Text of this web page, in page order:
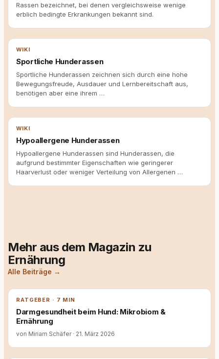
Rassen bezeichnet, bei denen vergleichsweise wenige
erblich bedingte Erkrankungen bekannt sind.
WIKI
Sportliche Hunderassen
Sportliche Hunderassen zeichnen sich durch eine hohe
Bewegungsfreude, Ausdauer und Lernbereitschaft aus,
benötigen aber eine ihrem …
WIKI
Hypoallergene Hunderassen
Hypoallergene Hunderassen sind Hunderassen, die
aufgrund bestimmter Eigenschaften wie geringerer
Haarverlust oder weniger Verteilung von Allergenen …
Mehr aus dem Magazin zu
Ernährung
Alle Beiträge →
RATGEBER · 7 MIN
Darmgesundheit beim Hund: Mikrobiom &
Ernährung
von Miriam Schäfer · 21. März 2026